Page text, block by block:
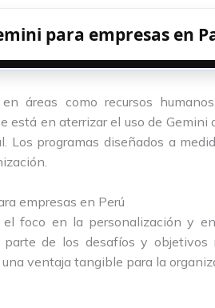
para empresas en
áreas como recursos
está en aterrizar el uso de Gemini
Los programas diseñados a
empresas en Perú
foco en la personalización y
de los desafíos y objetivos
ventaja tangible para la